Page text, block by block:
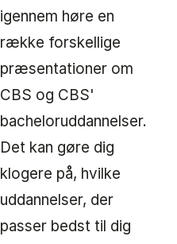
igennem høre en
række forskellige
præsentationer om
CBS og CBS'
bacheloruddannelser.
Det kan gøre dig
klogere på, hvilke
uddannelser, der
passer bedst til dig